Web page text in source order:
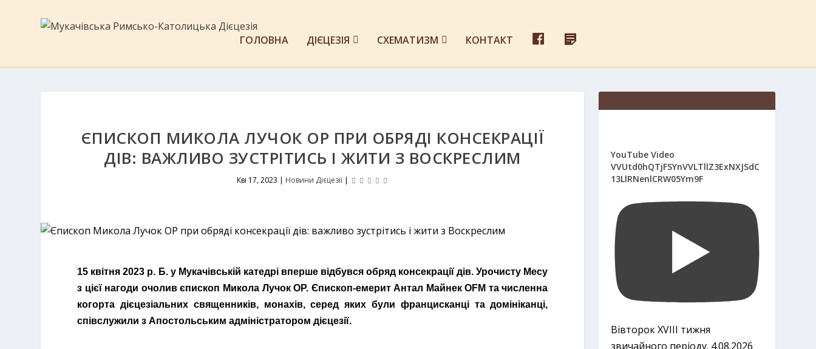
ГОЛОВНА ДІЄЦЕЗІЯ СХЕМАТИЗМ КОНТАКТ
E
Д
С
ЄПИСКОП МИКОЛА ЛУЧОК OP ПРИ ОБРЯДІ КОНСЕКРАЦІЇ
ДІВ: ВАЖЛИВО ЗУСТРІТИСЬ І ЖИТИ З ВОСКРЕСЛИМ
Кві 17, 2023 | Новини Дієцезії |
15 квітня 2023 р. Б. у Мукачівській катедрі вперше відбувся обряд консекрації дів. Урочисту Месу
з цієї нагоди очолив єпископ Микола Лучок ОР. Єпископ-емерит Антал Майнек OFM та численна
когорта дієцезіальних священників, монахів, серед яких були францисканці та домініканці,
співслужили з Апостольським адміністратором дієцезії.
YouTube Video
VVUtd0hQTjFSYnVVLTllZ3ExNXJSdC
13LlRNenlCRW05Ym9F
Вівторок ХVІІІ тижня
звичайного періоду. 4.08.2026